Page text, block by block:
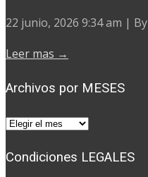
22 junio, 2026 9:34 am | By
Leer mas →
Archivos por MESES
Archivos
MESES
Condiciones LEGALES